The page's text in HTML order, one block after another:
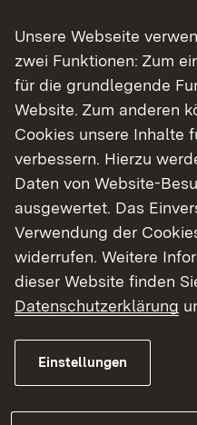
Studiengangsuche
Studienplatz.
Schritt-Anleitung zu
Finde dein Studium
Unsere Webseite
zwei Funktionen: Zum
für die grundlegende
Website. Zum anderen
Cookies unsere Inhalte
verbessern. Hierzu
Daten von Website-
ausgewertet. Das
Verwendung der
widerrufen. Weitere
dieser Website finden
Datenschutzerklärung
Einstellungen